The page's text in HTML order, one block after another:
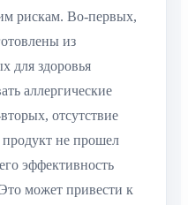
рискам. Во-первых,
из
для здоровья
аллергические
отсутствие
продукт не прошел
эффективность
может привести к